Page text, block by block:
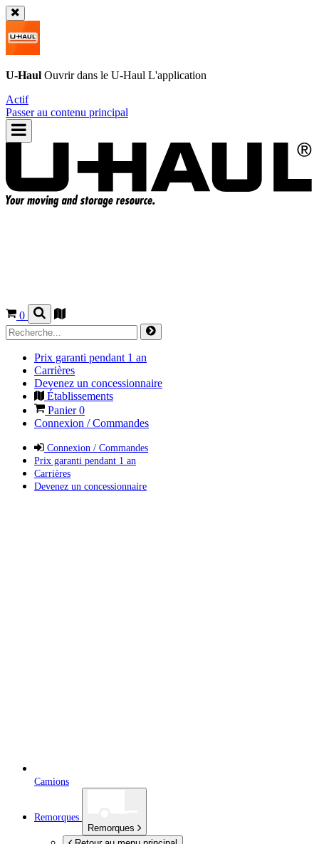
U-Haul Ouvrir dans le U-Haul L'application
Actif
Passer au contenu principal
0
Prix garanti pendant 1 an
Carrières
Devenez un concessionnaire
Établissements
Panier0
Connexion / Commandes
Connexion / Commandes
Prix garanti pendant 1 an
Carrières
Devenez un concessionnaire
Camions
Remorques
Remorques